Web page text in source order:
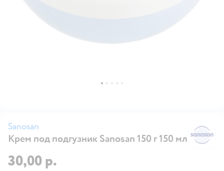
Sanosan
Крем под подгузник Sanosan 150 г 150 мл
30,00 р.